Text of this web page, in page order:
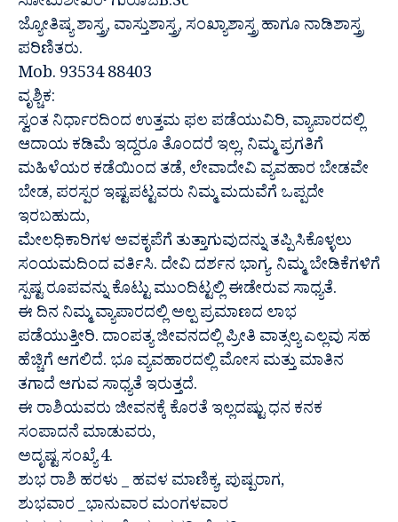
ಜ್ಯೋತಿಷ್ಯ ಶಾಸ್ತ್ರ, ವಾಸ್ತುಶಾಸ್ತ್ರ, ಸಂಖ್ಯಾಶಾಸ್ತ್ರ ಹಾಗೂ ನಾಡಿಶಾಸ್ತ್ರ
ಪರಿಣಿತರು.
Mob. 93534 88403
ವೃಶ್ಚಿಕ:
ಸ್ವಂತ ನಿರ್ಧಾರದಿಂದ ಉತ್ತಮ ಫಲ ಪಡೆಯುವಿರಿ, ವ್ಯಾಪಾರದಲ್ಲಿ
ಆದಾಯ ಕಡಿಮೆ ಇದ್ದರೂ ತೊಂದರೆ ಇಲ್ಲ, ನಿಮ್ಮ ಪ್ರಗತಿಗೆ
ಮಹಿಳೆಯರ ಕಡೆಯಿಂದ ತಡೆ, ಲೇವಾದೇವಿ ವ್ಯವಹಾರ ಬೇಡವೇ
ಬೇಡ, ಪರಸ್ಪರ ಇಷ್ಟಪಟ್ಟವರು ನಿಮ್ಮ ಮದುವೆಗೆ ಒಪ್ಪದೇ
ಇರಬಹುದು,
ಮೇಲಧಿಕಾರಿಗಳ ಅವಕೃಪೆಗೆ ತುತ್ತಾಗುವುದನ್ನು ತಪ್ಪಿಸಿಕೊಳ್ಳಲು
ಸಂಯಮದಿಂದ ವರ್ತಿಸಿ. ದೇವಿ ದರ್ಶನ ಭಾಗ್ಯ. ನಿಮ್ಮ ಬೇಡಿಕೆಗಳಿಗೆ
ಸ್ಪಷ್ಟ ರೂಪವನ್ನು ಕೊಟ್ಟು ಮುಂದಿಟ್ಟಲ್ಲಿ ಈಡೇರುವ ಸಾಧ್ಯತೆ.
ಈ ದಿನ ನಿಮ್ಮ ವ್ಯಾಪಾರದಲ್ಲಿ ಅಲ್ಪ ಪ್ರಮಾಣದ ಲಾಭ
ಪಡೆಯುತ್ತೀರಿ. ದಾಂಪತ್ಯ ಜೀವನದಲ್ಲಿ ಪ್ರೀತಿ ವಾತ್ಸಲ್ಯ ಎಲ್ಲವು ಸಹ
ಹೆಚ್ಚಿಗೆ ಆಗಲಿದೆ. ಭೂ ವ್ಯವಹಾರದಲ್ಲಿ ಮೋಸ ಮತ್ತು ಮಾತಿನ
ತಗಾದೆ ಆಗುವ ಸಾಧ್ಯತೆ ಇರುತ್ತದೆ.
ಈ ರಾಶಿಯವರು ಜೀವನಕ್ಕೆ ಕೊರತೆ ಇಲ್ಲದಷ್ಟು ಧನ ಕನಕ
ಸಂಪಾದನೆ ಮಾಡುವರು,
ಅದೃಷ್ಟ ಸಂಖ್ಯೆ 4.
ಶುಭ ರಾಶಿ ಹರಳು _ ಹವಳ ಮಾಣಿಕ್ಯ, ಪುಷ್ಪರಾಗ,
ಶುಭವಾರ _ಭಾನುವಾರ ಮಂಗಳವಾರ